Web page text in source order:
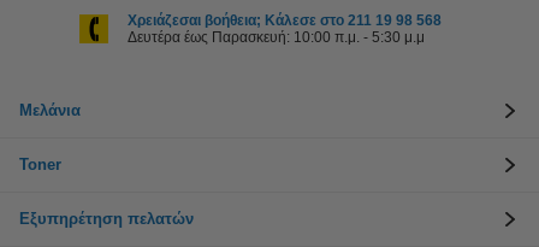
Χρειάζεσαι βοήθεια; Κάλεσε στο 211 19 98 568
Δευτέρα έως Παρασκευή: 10:00 π.μ. - 5:30 μ.μ
Μελάνια
Toner
Εξυπηρέτηση πελατών